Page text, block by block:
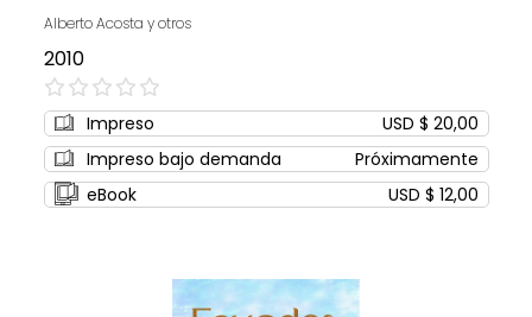
Alberto Acosta y otros
2010
0%
Impreso
USD $ 20,00
Impreso bajo demanda
Próximamente
eBook
USD $ 12,00